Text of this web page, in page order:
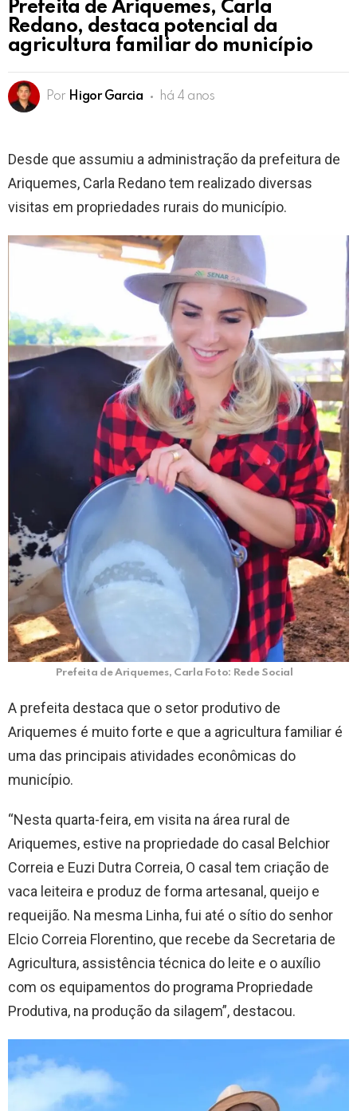
Prefeita de Ariquemes, Carla
Redano, destaca potencial da
agricultura familiar do município
Por Higor Garcia há 4 anos
Desde que assumiu a administração da prefeitura de
Ariquemes, Carla Redano tem realizado diversas
visitas em propriedades rurais do município.
Prefeita de Ariquemes, Carla Foto: Rede Social
A prefeita destaca que o setor produtivo de
Ariquemes é muito forte e que a agricultura familiar é
uma das principais atividades econômicas do
município.
“Nesta quarta-feira, em visita na área rural de
Ariquemes, estive na propriedade do casal Belchior
Correia e Euzi Dutra Correia, O casal tem criação de
vaca leiteira e produz de forma artesanal, queijo e
requeijão. Na mesma Linha, fui até o sítio do senhor
Elcio Correia Florentino, que recebe da Secretaria de
Agricultura, assistência técnica do leite e o auxílio
com os equipamentos do programa Propriedade
Produtiva, na produção da silagem”, destacou.